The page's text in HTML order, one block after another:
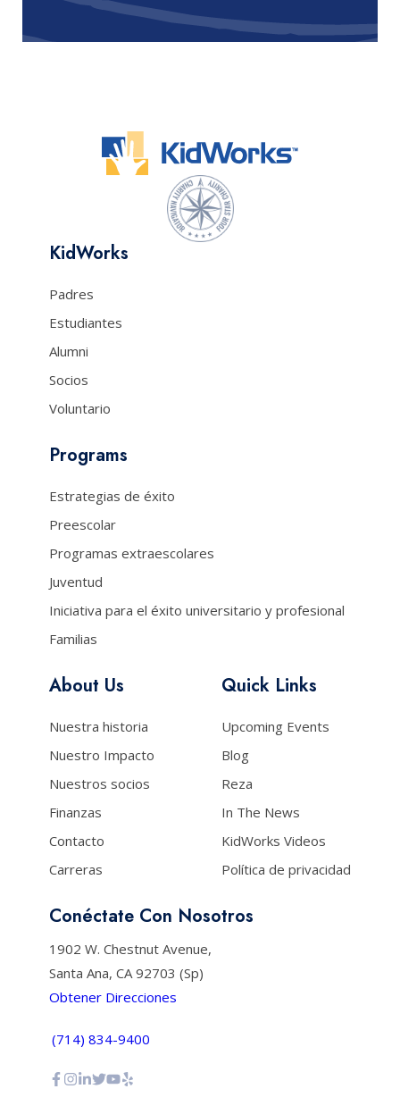
KidWorks
Padres
Estudiantes
Alumni
Socios
Voluntario
Programs
Estrategias de éxito
Preescolar
Programas extraescolares
Juventud
Iniciativa para el éxito universitario y profesional
Familias
About Us
Nuestra historia
Nuestro Impacto
Nuestros socios
Finanzas
Contacto
Carreras
Quick Links
Upcoming Events
Blog
Reza
In The News
KidWorks Videos
Política de privacidad
Conéctate Con Nosotros
1902 W. Chestnut Avenue,
Santa Ana, CA 92703 (Sp)
Obtener Direcciones
(714) 834-9400